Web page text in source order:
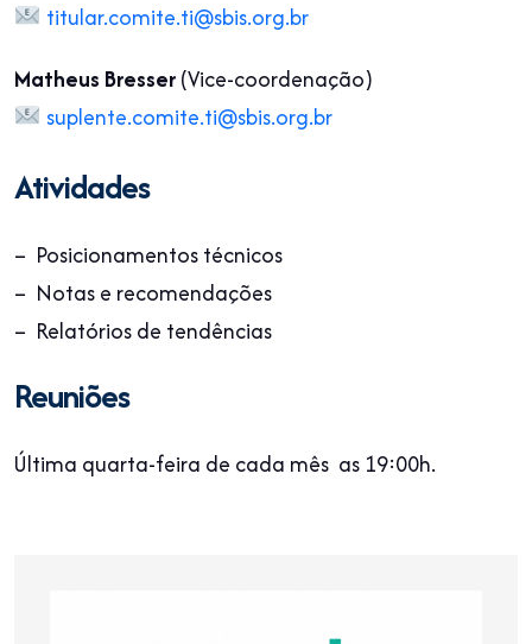
titular.comite.ti@sbis.org.br
Matheus Bresser(Vice-coordenação)
suplente.comite.ti@sbis.org.br
Atividades
– Posicionamentos técnicos
– Notas e recomendações
– Relatórios de tendências
Reuniões
Última quarta-feira de cada mês as 19:00h.